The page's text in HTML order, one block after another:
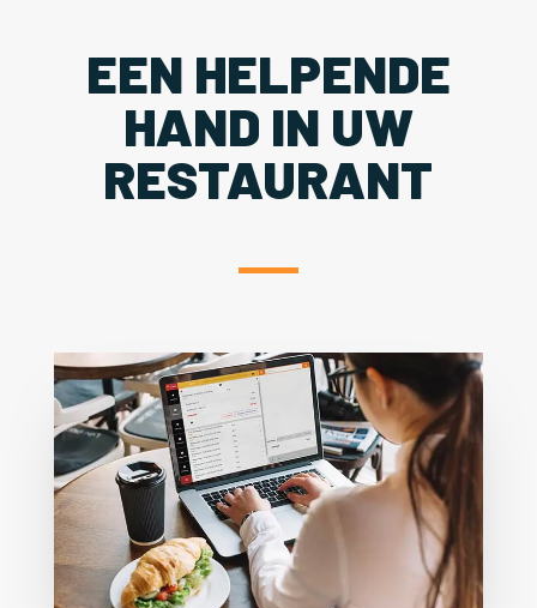
EEN HELPENDE
HAND IN UW
RESTAURANT